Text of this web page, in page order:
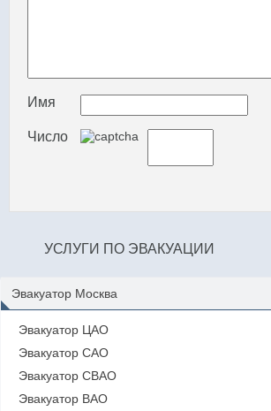
Имя
Число
УСЛУГИ ПО ЭВАКУАЦИИ
Эвакуатор Москва
Эвакуатор ЦАО
Эвакуатор САО
Эвакуатор СВАО
Эвакуатор ВАО